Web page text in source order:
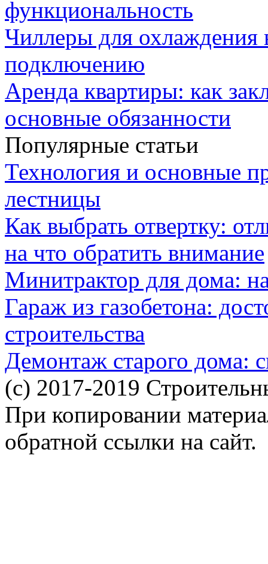
функциональность
Чиллеры для охлаждения
подключению
Аренда квартиры: как
основные обязанности
Популярные статьи
Технология и основные
лестницы
Как выбрать отвертку:
на что обратить внимание
Минитрактор для дома:
Гараж из газобетона:
строительства
Демонтаж старого дома:
(c) 2017-2019
При копировании
обратной ссылки на сайт.